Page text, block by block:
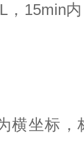
15min
横坐标，